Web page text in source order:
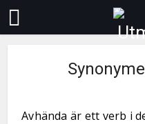
Avhända är ett verb i